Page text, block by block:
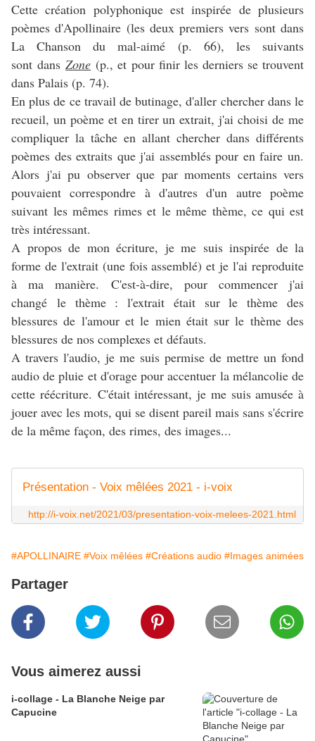
Cette création polyphonique est inspirée de plusieurs
poèmes d'Apollinaire (les deux premiers vers sont dans
La Chanson du mal-aimé (p. 66), les suivants
sont dansZone (p., et pour finir les derniers se trouvent
dans Palais (p. 74).
En plus de ce travail de butinage, d'aller chercher dans le
recueil, un poème et en tirer un extrait, j'ai choisi de me
compliquer la tâche en allant chercher dans différents
poèmes des extraits que j'ai assemblés pour en faire un.
Alors j'ai pu observer que par moments certains vers
pouvaient correspondre à d'autres d'un autre poème
suivant les mêmes rimes et le même thème, ce qui est
très intéressant.
A propos de mon écriture, je me suis inspirée de la
forme de l'extrait (une fois assemblé) et je l'ai reproduite
à ma manière. C'est-à-dire, pour commencer j'ai
changé le thème : l'extrait était sur le thème des
blessures de l'amour et le mien était sur le thème des
blessures de nos complexes et défauts.
A travers l'audio, je me suis permise de mettre un fond
audio de pluie et d'orage pour accentuer la mélancolie de
cette réécriture. C'était intéressant, je me suis amusée à
jouer avec les mots, qui se disent pareil mais sans s'écrire
de la même façon, des rimes, des images...
Présentation - Voix mêlées 2021 - i-voix
http://i-voix.net/2021/03/presentation-voix-melees-2021.html
#APOLLINAIRE #Voix mêlées #Créations audio #Images animées
Partager
Vous aimerez aussi
i-collage - La Blanche Neige par
Capucine